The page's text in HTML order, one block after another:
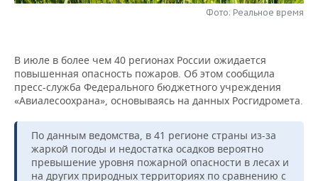
ОТКРЫТАЯ ЛЕКЦИЯ
БАСКЕТБОЛ
ВОЛЕЙБОЛ
КИБЕРСПОРТ
ФИГУРНОЕ КАТАНИЕ
ИНФРАСТРУКТУРА
КУЛЬТУРА
МЕДИЦИНА
СПРАВОЧНИК
СПИСОК ПЕРСОН
СПИСОК КОМПАНИЙ
Фото: Реальное время
В июле в более чем 40 регионах России ожидается
повышенная опасность пожаров. Об этом сообщила
пресс-служба Федерального бюджетного учреждения
«Авиалесоохрана», основываясь на данных Росгидромета.
По данным ведомства, в 41 регионе страны из-за
жаркой погоды и недостатка осадков вероятно
превышение уровня пожарной опасности в лесах и
на других природных территориях по сравнению с